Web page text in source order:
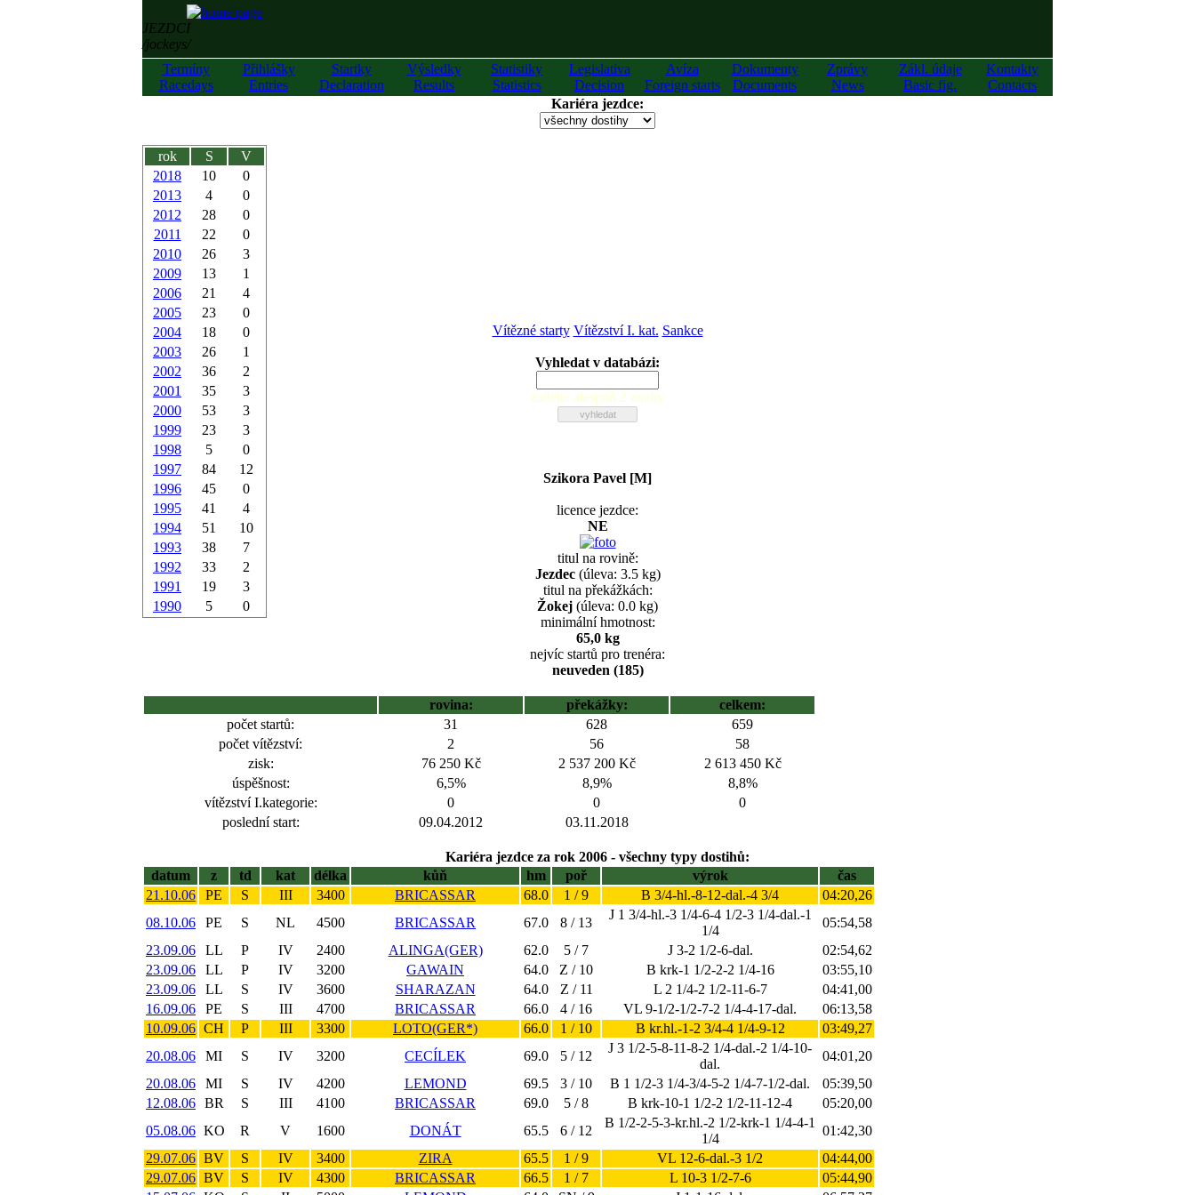
JEZDCI
/jockeys/
Termíny
Racedays
Přihlášky
Entries
Startky
Declaration
Výsledky
Results
Statistiky
Statistics
Legislativa
Decision
Avíza
Foreign starts
Dokumenty
Documents
Zprávy
News
Zákl. údaje
Basic fig.
Kontakty
Contacts
Kariéra jezdce:
rok S
V
2018
10
0
2013
4
0
2012
28
0
2011
22
0
2010
26
3
2009
13
1
2006
21
4
2005
23
0
2004
18
0
2003
26
1
2002
36
2
2001
35
3
2000
53
3
1999
23
3
1998
5
0
1997
84
12
1996
45
0
1995
41
4
1994
51
10
1993
38
7
1992
33
2
1991
19
3
1990
5 0
Vítězné starty Vítězství I. kat. Sankce
Vyhledat v databázi:
zadejte alespoň 2 znaky
Szikora Pavel [M]
licence jezdce:
NE
titul na rovině:
Jezdec(úleva: 3.5 kg)
titul na překážkách:
Žokej (úleva: 0.0 kg)
minimální hmotnost:
65,0 kg
nejvíc startů pro trenéra:
neuveden (185)
rovina: překážky:
celkem:
počet startů:
31 628
659
počet vítězství:
2 56
58
zisk:
76 250 Kč 2 537 200 Kč
2 613 450 Kč
úspěšnost:
6,5% 8,9%
8,8%
vítězství I.kategorie:
0 0
0
poslední start:
09.04.2012 03.11.2018
Kariéra jezdce za rok 2006 - všechny typy dostihů:
datum
z td kat délka kůň hm poř výrok
čas
21.10.06
PE S III 3400 BRICASSAR 68.0 1 / 9 B 3/4-hl.-8-12-dal.-4 3/4
04:20,26
08.10.06
PE S NL 4500 BRICASSAR 67.0 8 / 13
J 1 3/4-hl.-3 1/4-6-4 1/2-3 1/4-dal.-1
1/4
05:54,58
23.09.06
LL P IV 2400 ALINGA(GER) 62.0 5 / 7 J 3-2 1/2-6-dal.
02:54,62
23.09.06
LL P IV 3200 GAWAIN 64.0 Z / 10 B krk-1 1/2-2-2 1/4-16
03:55,10
23.09.06
LL S IV 3600 SHARAZAN 64.0 Z / 11 L 2 1/4-2 1/2-11-6-7
04:41,00
16.09.06
PE S III 4700 BRICASSAR 66.0 4 / 16 VL 9-1/2-1/2-7-2 1/4-4-17-dal.
06:13,58
10.09.06 CH P III 3300 LOTO(GER*) 66.0 1 / 10 B kr.hl.-1-2 3/4-4 1/4-9-12
03:49,27
20.08.06
MI S IV 3200 CECÍLEK 69.0 5 / 12
J 3 1/2-5-8-11-8-2 1/4-dal.-2 1/4-10-
dal.
04:01,20
20.08.06
MI S IV 4200 LEMOND 69.5 3 / 10 B 1 1/2-3 1/4-3/4-5-2 1/4-7-1/2-dal.
05:39,50
12.08.06 BR S III 4100 BRICASSAR 69.0 5 / 8 B krk-10-1 1/2-2 1/2-11-12-4
05:20,00
05.08.06 KO R V 1600 DONÁT 65.5 6 / 12
B 1/2-2-5-3-kr.hl.-2 1/2-krk-1 1/4-4-1
1/4
01:42,30
29.07.06 BV S IV 3400 ZIRA 65.5 1 / 9 VL 12-6-dal.-3 1/2
04:44,00
29.07.06 BV S IV 4300 BRICASSAR 66.5 1 / 7 L 10-3 1/2-7-6
05:44,90